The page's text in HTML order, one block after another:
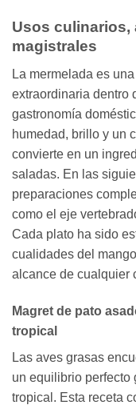
Usos culinarios,
magistrales
La mermelada es
extraordinaria dentro
gastronomía
humedad, brillo y un
convierte en un
saladas. En las
preparaciones
como el eje
Cada plato ha sido
cualidades del
alcance de cualquier
Magret de pato
tropical
Las aves grasas
un equilibrio perfecto
tropical. Esta receta